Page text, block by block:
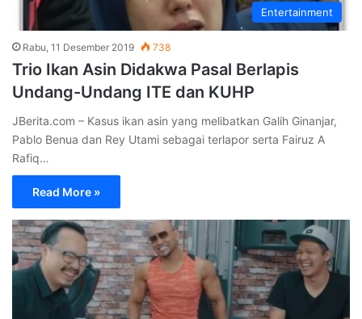
Entertainment
Rabu, 11 Desember 2019 738
Trio Ikan Asin Didakwa Pasal Berlapis
Undang-Undang ITE dan KUHP
JBerita.com – Kasus ikan asin yang melibatkan Galih Ginanjar,
Pablo Benua dan Rey Utami sebagai terlapor serta Fairuz A
Rafiq…
Read More »